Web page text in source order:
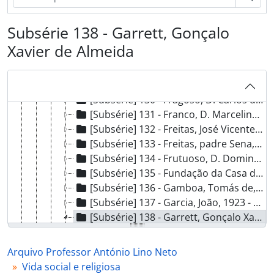
Subsérie 138 - Garrett, Gonçalo
Xavier de Almeida
[Subsérie] 124 - Flower, Eric T., [s.d.]
[Subsérie] 125 - Fonseca, Alberto Dinis da, 1912 - ?
[Subsérie] 126 - Fonseca, Joaquim Dinis da, [1927 - ant. 1958]
[Subsérie] 127 - Fonseca, Quirino da, 1927 - ?
[Subsérie] 128 - Fontes, João Ferreira, 1921 - ?
[Subsérie] 129 - Forjaz, António Pereira, 1918 - 1952
[Subsérie] 130 - Fragoso, D. Carlos de Sá, 1928 - ?
[Subsérie] 131 - Franco, D. Marcelino António Maria, 1940 - 1941
[Subsérie] 132 - Freitas, José Vicente de, 1928 - ?
[Subsérie] 133 - Freitas, padre Sena, 1895 - ?
[Subsérie] 134 - Frutuoso, D. Domingos Maria, 1914 - 1948
[Subsérie] 135 - Fundação da Casa de Bragança, 1947 - ?
[Subsérie] 136 - Gamboa, Tomás de, [1926?]
[Subsérie] 137 - Garcia, João, 1923 - 1949
[Subsérie] 138 - Garrett, Gonçalo Xavier de Almeida, 1920 - ?
[Documento simples] 01 - Carta de Gonçalo Xavier de Almeida Garrett para António Lino Neto, 1920-12-12 - ?
[Documento simples] 02 - Carta de Gonçalo Xavier de Almeida Garrett para António Lino Neto, [s.d.]
[Subsérie] 139 - Gil, Augusto César Ferreira, 1928 - ?
Arquivo Professor António Lino Neto
Vida social e religiosa